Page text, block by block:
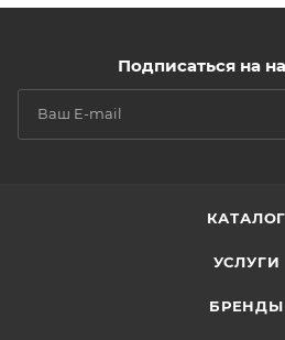
Подписаться на
КАТАЛОГ
УСЛУГИ
БРЕНДЫ